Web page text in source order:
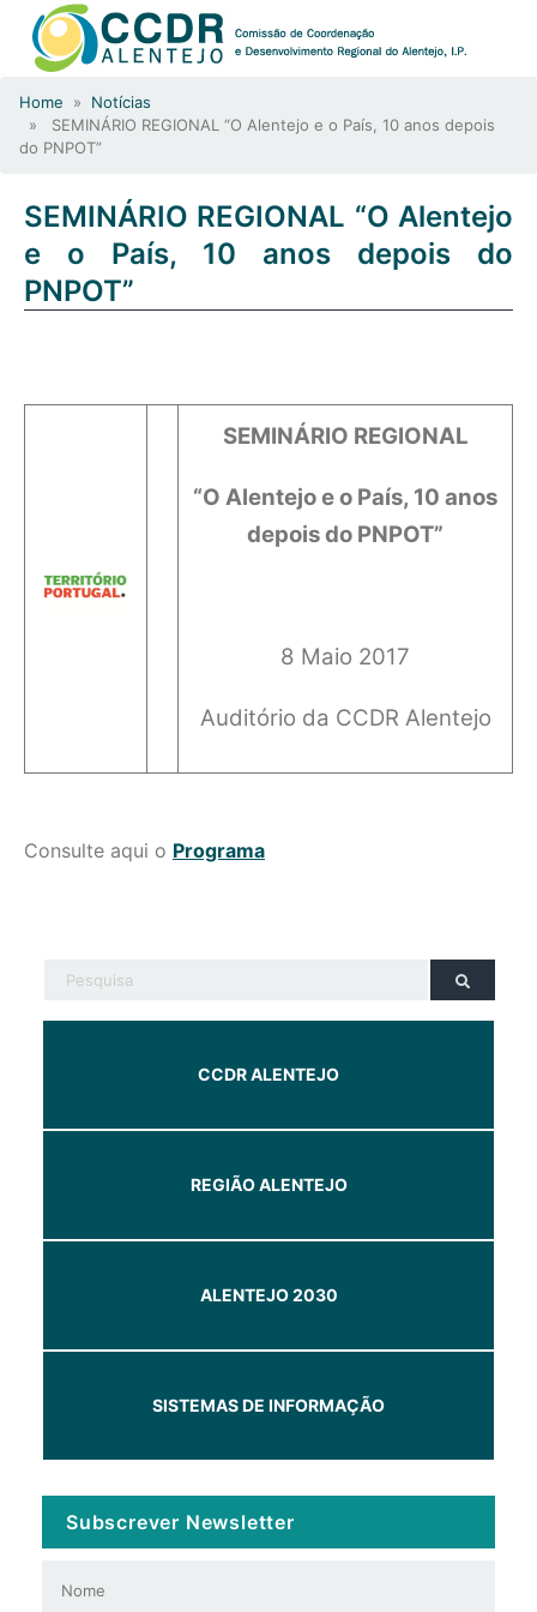
Home » Notícias
» SEMINÁRIO REGIONAL “O Alentejo e o País, 10 anos depois
do PNPOT”
SEMINÁRIO REGIONAL “O Alentejo
e o País, 10 anos depois do
PNPOT”
SEMINÁRIO REGIONAL
“O Alentejo e o País, 10 anos
depois do PNPOT”
8 Maio 2017
Auditório da CCDR Alentejo
Consulte aqui o Programa
CCDR ALENTEJO
REGIÃO ALENTEJO
ALENTEJO 2030
SISTEMAS DE INFORMAÇÃO
Subscrever Newsletter